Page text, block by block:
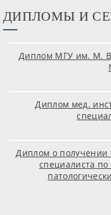
ДИПЛОМЫ И
Диплом МГУ им. М.
Диплом мед.
Диплом о получении
специалиста